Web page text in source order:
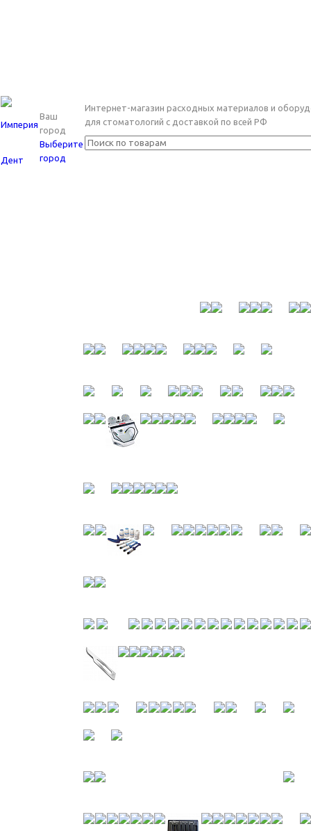
Ваш
город
Выберите
город
Интернет-магазин расходных материалов и
для стоматологий с доставкой по всей РФ